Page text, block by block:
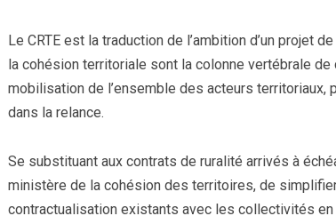
Le CRTE est la traduction de l’ambition d’un projet
la cohésion territoriale sont la colonne vertébrale de
mobilisation de l’ensemble des acteurs
dans la relance.
Se substituant aux contrats de ruralité arrivés à
ministère de la cohésion des territoires, de
contractualisation existants avec les collectivités en